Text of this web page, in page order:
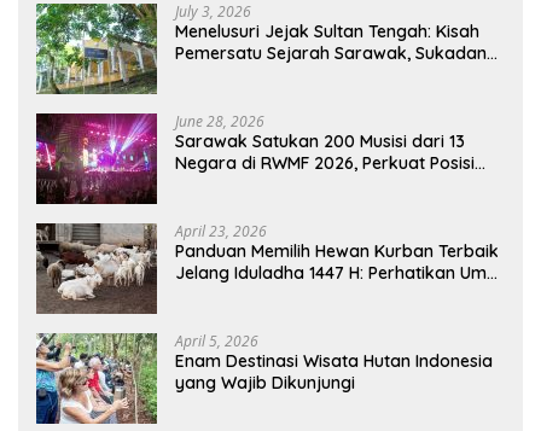
July 3, 2026
Menelusuri Jejak Sultan Tengah: Kisah
Pemersatu Sejarah Sarawak, Sukadana,
June 28, 2026
Sarawak Satukan 200 Musisi dari 13
Negara di RWMF 2026, Perkuat Posisi
April 23, 2026
Panduan Memilih Hewan Kurban Terbaik
Jelang Iduladha 1447 H: Perhatikan Umur
April 5, 2026
Enam Destinasi Wisata Hutan Indonesia
yang Wajib Dikunjungi